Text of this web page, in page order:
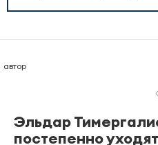
автор
Эльдар
постепенно